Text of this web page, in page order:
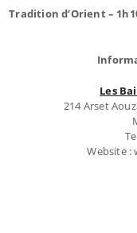
Tradition d’Orient –
Les
214 Arset
Website :